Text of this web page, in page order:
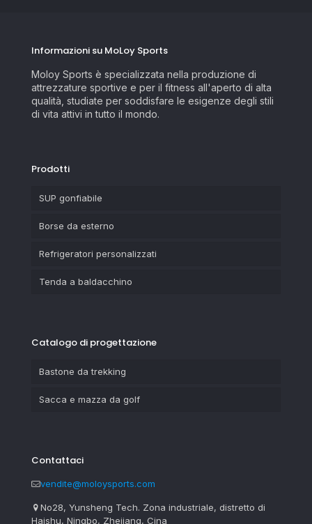
Informazioni su MoLoy Sports
Moloy Sports è specializzata nella produzione di
attrezzature sportive e per il fitness all'aperto di alta
qualità, studiate per soddisfare le esigenze degli stili
di vita attivi in tutto il mondo.
Prodotti
SUP gonfiabile
Borse da esterno
Refrigeratori personalizzati
Tenda a baldacchino
Catalogo di progettazione
Bastone da trekking
Sacca e mazza da golf
Contattaci
vendite@moloysports.com
No28, Yunsheng Tech. Zona industriale, distretto di
Haishu, Ningbo, Zhejiang, Cina